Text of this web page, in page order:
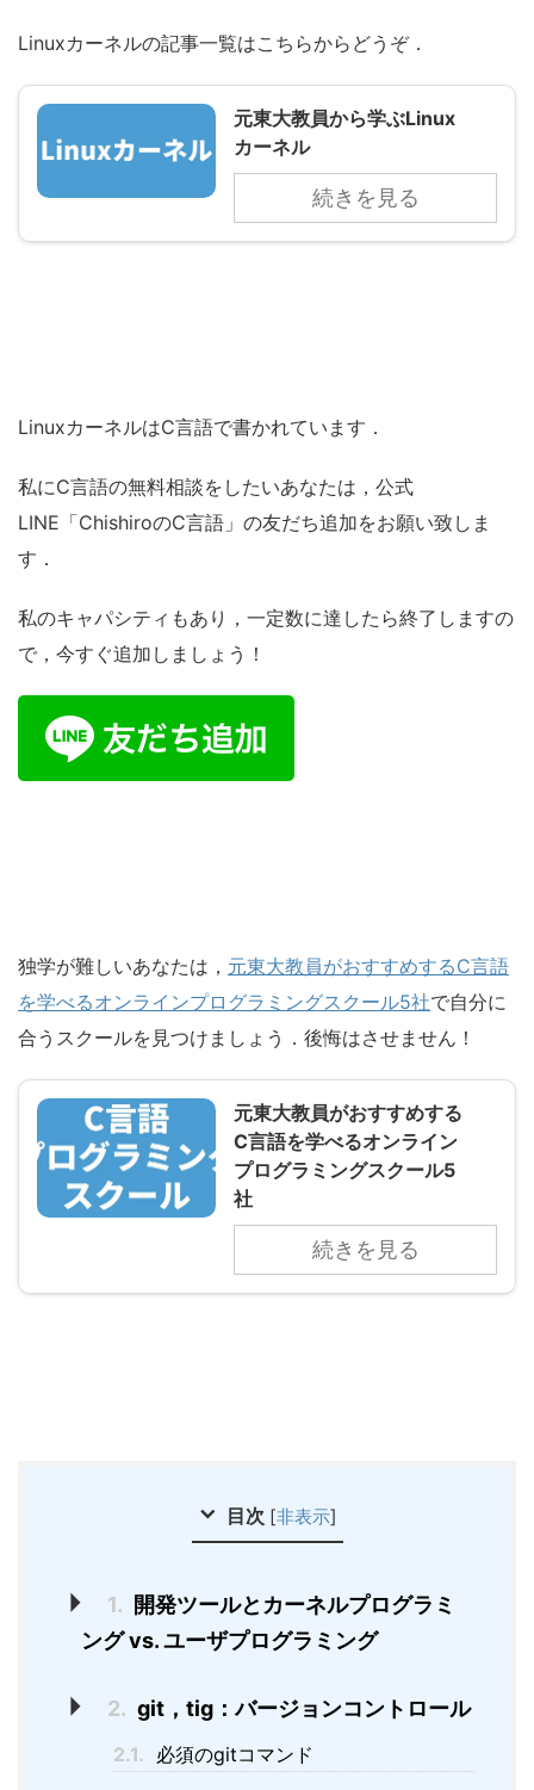
Linuxカーネルの記事一覧はこちらからどうぞ．
元東大教員から学ぶLinux
カーネル
続きを見る
LinuxカーネルはC言語で書かれています．
私にC言語の無料相談をしたいあなたは，公式
LINE「ChishiroのC言語」の友だち追加をお願い致しま
す．
私のキャパシティもあり，一定数に達したら終了しますの
で，今すぐ追加しましょう！
独学が難しいあなたは， 元東大教員がおすすめするC言語
を学べるオンラインプログラミングスクール5社で自分に
合うスクールを見つけましょう．後悔はさせません！
元東大教員がおすすめする
C言語を学べるオンライン
プログラミングスクール5
社
続きを見る
目次 [非表示]
1.
開発ツールとカーネルプログラミ
ング vs. ユーザプログラミング
2. git，tig：バージョンコントロール
2.1. 必須のgitコマンド